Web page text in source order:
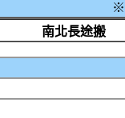
※
南北長途搬